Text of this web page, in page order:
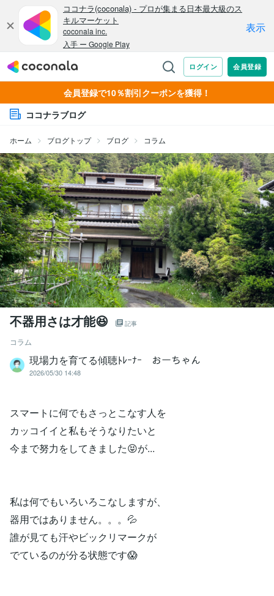
会員登録で10％割引クーポンを獲得！
ココナラブログ
ホーム ブログトップ ブログ コラム
不器用さは才能😆 記事
コラム
現場力を育てる傾聴ﾄﾚｰﾅｰ おーちゃん
2026/05/30 14:48
スマートに何でもさっとこなす人を
カッコイイと私もそうなりたいと
今まで努力をしてきました😝が...
私は何でもいろいろこなしますが、
器用ではありません。。。💦
誰が見ても汗やビックリマークが
でているのが分る状態です😱